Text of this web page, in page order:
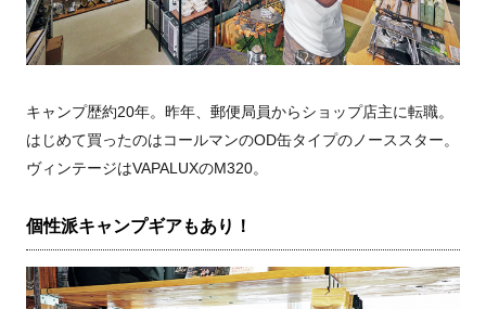
キャンプ歴約20年。昨年、郵便局員からショップ店主に転職。
はじめて買ったのはコールマンのOD缶タイプのノーススター。
ヴィンテージはVAPALUXのM320。
個性派キャンプギアもあり！